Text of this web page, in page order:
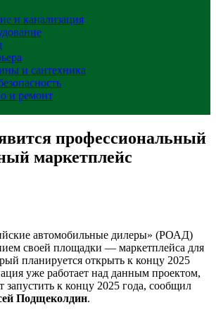
и канализация
и сантехника
и ремонт
профессиональный
маркетплейс
автомобильные дилеры» (РОАД)
своей площадки — маркетплейса для
планируется открыть к концу 2025
уже работает над данным проектом,
к концу 2025 года, сообщил
Подщеколдин.